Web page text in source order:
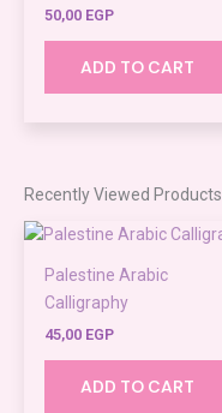
50,00 EGP
ADD TO CART
Recently Viewed Products
Palestine Arabic
Calligraphy
45,00 EGP
ADD TO CART